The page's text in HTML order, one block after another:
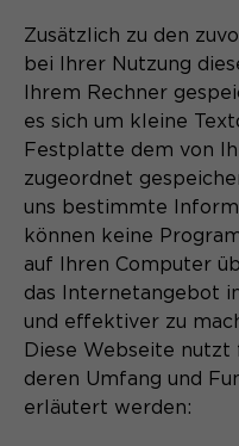
Zusätzlich zu den
bei Ihrer Nutzung
Ihrem Rechner
es sich um kleine
Festplatte dem von
zugeordnet
uns bestimmte
können keine
auf Ihren Computer
das Internetangebot
und effektiver zu
Diese Webseite
deren Umfang und
erläutert werden: